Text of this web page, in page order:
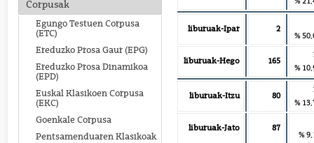
Corpusak
Egungo Testuen Corpusa
(ETC)
Ereduzko Prosa Gaur (EPG)
Ereduzko Prosa Dinamikoa
(EPD)
Euskal Klasikoen Corpusa
(EKC)
Goenkale Corpusa
Pentsamenduaren Klasikoak
liburuak-Ipar 2
%
liburuak-Hego 165
%
liburuak-Itzu 80
%
liburuak-Jato 87
%